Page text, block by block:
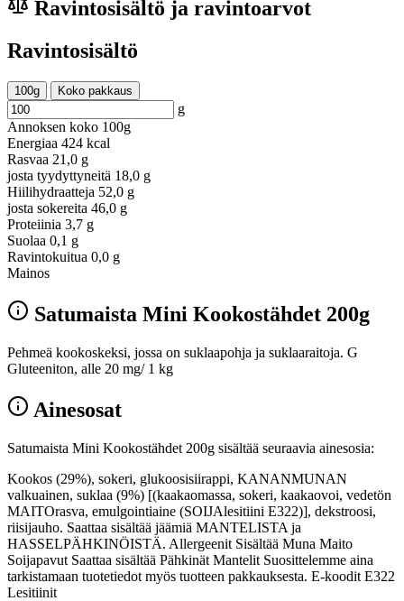
Ravintosisältö ja ravintoarvot
Ravintosisältö
100g Koko pakkaus
g
Annoksen koko 100g
Energiaa 424 kcal
Rasvaa 21,0 g
josta tyydyttyneitä 18,0 g
Hiilihydraatteja 52,0 g
josta sokereita 46,0 g
Proteiinia 3,7 g
Suolaa 0,1 g
Ravintokuitua 0,0 g
Mainos
Satumaista Mini Kookostähdet 200g
Pehmeä kookoskeksi, jossa on suklaapohja ja suklaaraitoja. G
Gluteeniton, alle 20 mg/ 1 kg
Ainesosat
Satumaista Mini Kookostähdet 200g sisältää seuraavia ainesosia:
Kookos (29%), sokeri, glukoosisiirappi, KANANMUNAN
valkuainen, suklaa (9%) [(kaakaomassa, sokeri, kaakaovoi, vedetön
MAITOrasva, emulgointiaine (SOIJAlesitiini E322)], dekstroosi,
riisijauho. Saattaa sisältää jäämiä MANTELISTA ja
HASSELPÄHKINÖISTÄ. Allergeenit Sisältää Muna Maito
Soijapavut Saattaa sisältää Pähkinät Mantelit Suosittelemme aina
tarkistamaan tuotetiedot myös tuotteen pakkauksesta. E-koodit E322
Lesitiinit